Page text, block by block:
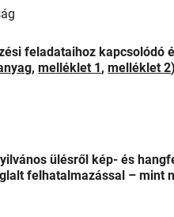
feladataihoz kapcsolódó
,melléklet 1,melléklet 2)
ülésről kép- és
felhatalmazással – mint